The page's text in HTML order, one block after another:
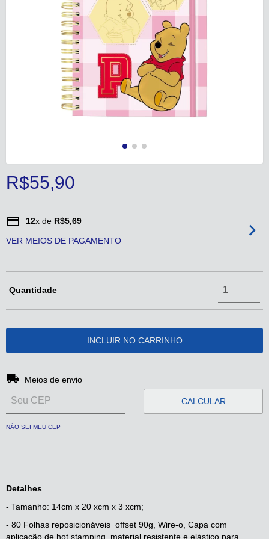
R$55,90
12x de R$5,69
VER MEIOS DE PAGAMENTO
Quantidade
Entregas para o CEP:
Meios de envio
CALCULAR
NÃO SEI MEU CEP
Detalhes
- Tamanho: 14cm x 20 xcm x 3 xcm;
- 80 Folhas reposicionáveis offset 90g, Wire-o, Capa com
aplicação de hot stamping, material resistente e elástico para